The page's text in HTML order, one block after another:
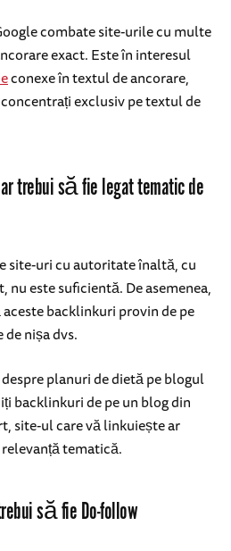
combate site-urile cu multe
exact. Este în interesul
conexe în textul de ancorare,
exclusiv pe textul de
trebui să fie legat tematic de
site-uri cu autoritate înaltă, cu
nu este suficientă. De asemenea,
backlinkuri provin de pe
nișa dvs.
planuri de dietă pe blogul
backlinkuri de pe un blog din
site-ul care vă linkuiește ar
tematică.
să fie Do-follow